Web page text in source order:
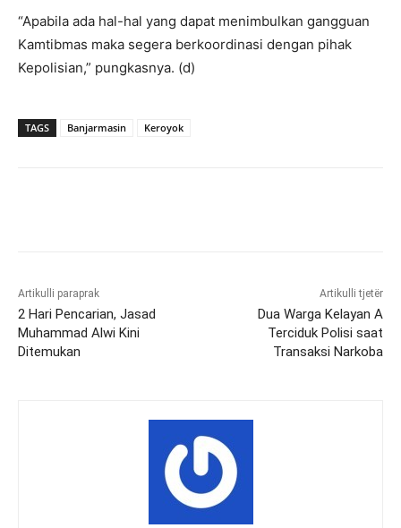
“Apabila ada hal-hal yang dapat menimbulkan gangguan
Kamtibmas maka segera berkoordinasi dengan pihak
Kepolisian,” pungkasnya. (d)
TAGS Banjarmasin Keroyok
Artikulli paraprak
2 Hari Pencarian, Jasad
Muhammad Alwi Kini
Ditemukan
Artikulli tjetër
Dua Warga Kelayan A
Terciduk Polisi saat
Transaksi Narkoba